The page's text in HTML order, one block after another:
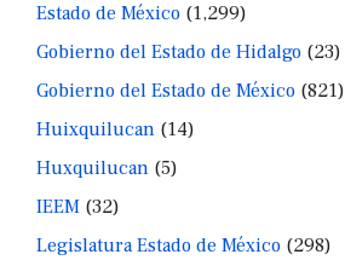
Estado de México (1,299)
Gobierno del Estado de Hidalgo (23)
Gobierno del Estado de México (821)
Huixquilucan (14)
Huxquilucan (5)
IEEM (32)
Legislatura Estado de México (298)